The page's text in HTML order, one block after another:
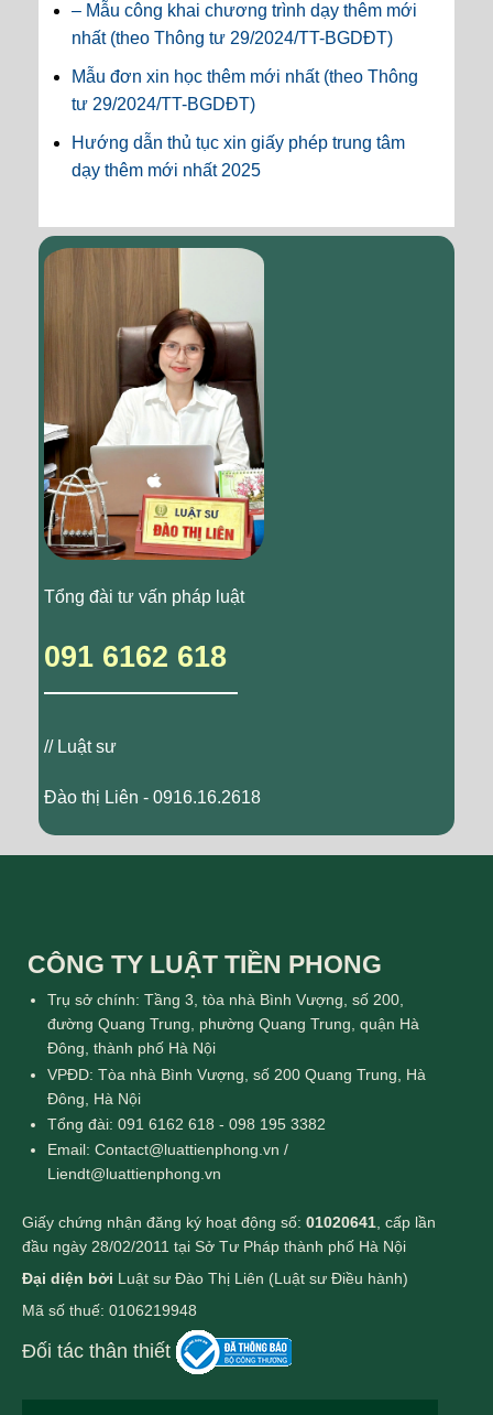
– Mẫu công khai chương trình dạy thêm mới
nhất (theo Thông tư 29/2024/TT-BGDĐT)
Mẫu đơn xin học thêm mới nhất (theo Thông
tư 29/2024/TT-BGDĐT)
Hướng dẫn thủ tục xin giấy phép trung tâm
dạy thêm mới nhất 2025
Tổng đài tư vấn pháp luật
091 6162 618
// Luật sư
Đào thị Liên - 0916.16.2618
CÔNG TY LUẬT TIỀN PHONG
Trụ sở chính: Tầng 3, tòa nhà Bình Vượng, số 200,
đường Quang Trung, phường Quang Trung, quận Hà
Đông, thành phố Hà Nội
VPĐD: Tòa nhà Bình Vượng, số 200 Quang Trung, Hà
Đông, Hà Nội
Tổng đài: 091 6162 618 - 098 195 3382
Email: Contact@luattienphong.vn /
Liendt@luattienphong.vn
Giấy chứng nhận đăng ký hoạt động số: 01020641 , cấp lần
đầu ngày 28/02/2011 tại Sở Tư Pháp thành phố Hà Nội
Đại diện bởi Luật sư Đào Thị Liên (Luật sư Điều hành)
Mã số thuế: 0106219948
Đối tác thân thiết